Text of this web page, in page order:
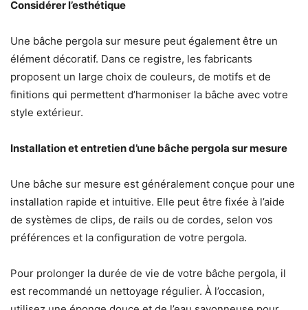
Considérer l’esthétique
Une bâche pergola sur mesure peut également être un
élément décoratif. Dans ce registre, les fabricants
proposent un large choix de couleurs, de motifs et de
finitions qui permettent d’harmoniser la bâche avec votre
style extérieur.
Installation et entretien d’une bâche pergola sur mesure
Une bâche sur mesure est généralement conçue pour une
installation rapide et intuitive. Elle peut être fixée à l’aide
de systèmes de clips, de rails ou de cordes, selon vos
préférences et la configuration de votre pergola.
Pour prolonger la durée de vie de votre bâche pergola, il
est recommandé un nettoyage régulier. À l’occasion,